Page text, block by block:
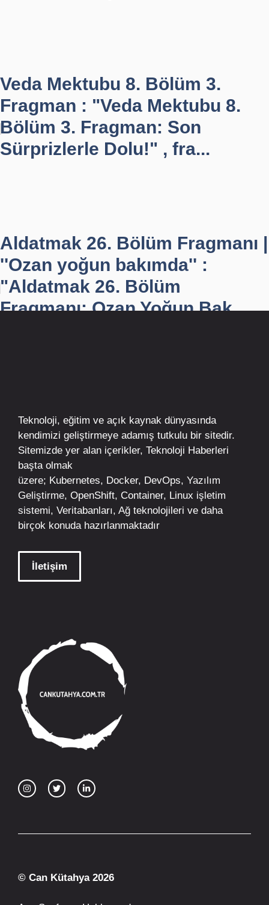
Veda Mektubu 8. Bölüm 3.
Fragman : "Veda Mektubu 8.
Bölüm 3. Fragman: Son
Sürprizlerle Dolu!" , fra...
Aldatmak 26. Bölüm Fragmanı |
''Ozan yoğun bakımda'' :
"Aldatmak 26. Bölüm
Fragmanı: Ozan Yoğun Bak...
Teknoloji, eğitim ve açık kaynak dünyasında
kendimizi geliştirmeye adamış tutkulu bir sitedir.
Sitemizde yer alan içerikler, Teknoloji Haberleri
başta olmak
üzere; Kubernetes, Docker, DevOps, Yazılım
Geliştirme, OpenShift, Container, Linux işletim
sistemi, Veritabanları, Ağ teknolojileri ve daha
birçok konuda hazırlanmaktadır
İletişim
© Can Kütahya 2026